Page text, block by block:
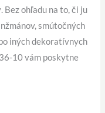
ohľadu na to, či ju
smútočných
iných dekoratívnych
10 vám poskytne